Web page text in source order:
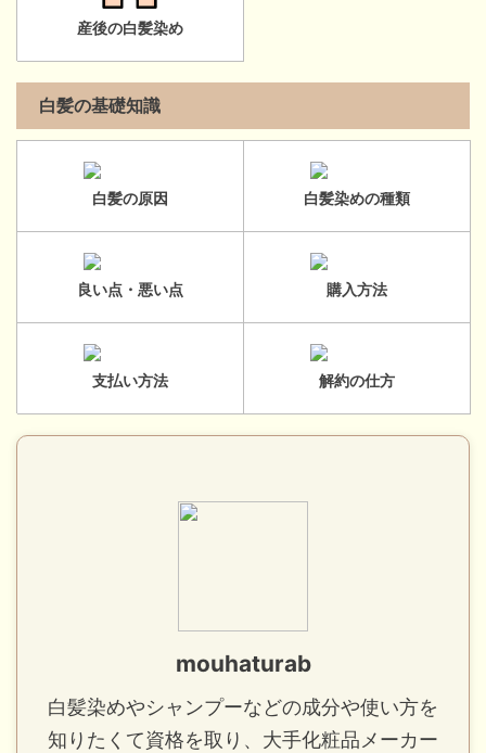
産後の白髪染め
白髪の基礎知識
白髪の原因 白髪染めの種類
良い点・悪い点 購入方法
支払い方法 解約の仕方
mouhaturab
白髪染めやシャンプーなどの成分や使い方を
知りたくて資格を取り、大手化粧品メーカー